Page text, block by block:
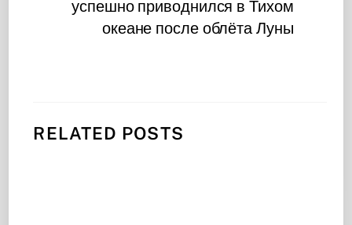
успешно приводнился в Тихом
океане после облёта Луны
RELATED POSTS